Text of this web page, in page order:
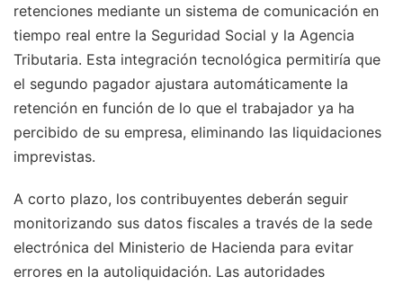
retenciones mediante un sistema de comunicación en
tiempo real entre la Seguridad Social y la Agencia
Tributaria. Esta integración tecnológica permitiría que
el segundo pagador ajustara automáticamente la
retención en función de lo que el trabajador ya ha
percibido de su empresa, eliminando las liquidaciones
imprevistas.
A corto plazo, los contribuyentes deberán seguir
monitorizando sus datos fiscales a través de la sede
electrónica del Ministerio de Hacienda para evitar
errores en la autoliquidación. Las autoridades